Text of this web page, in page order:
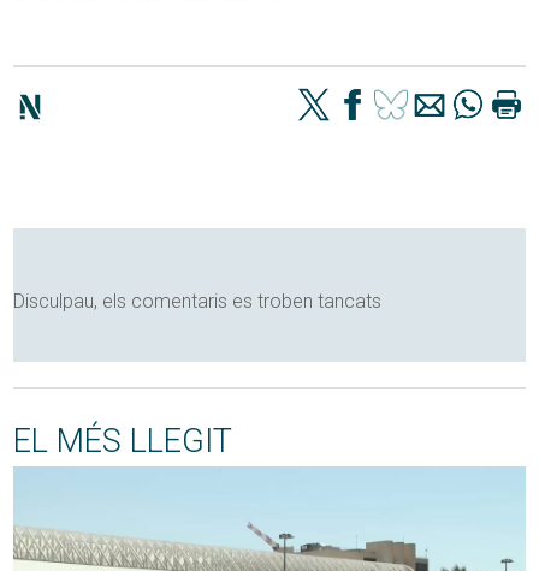
Disculpau, els comentaris es troben tancats
EL MÉS LLEGIT